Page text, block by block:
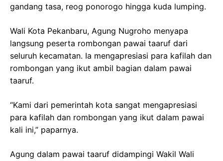
gandang tasa, reog ponorogo hingga kuda lumping.
Wali Kota Pekanbaru, Agung Nugroho menyapa
langsung peserta rombongan pawai taaruf dari
seluruh kecamatan. Ia mengapresiasi para kafilah dan
rombongan yang ikut ambil bagian dalam pawai
taaruf.
“Kami dari pemerintah kota sangat mengapresiasi
para kafilah dan rombongan yang ikut dalam pawai
kali ini,” paparnya.
Agung dalam pawai taaruf didampingi Wakil Wali